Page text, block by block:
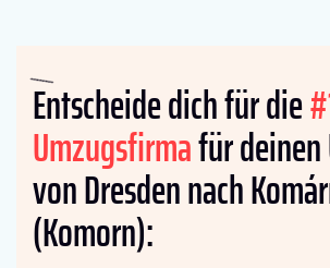
Entscheide dich für die
Umzugsfirmafür
von Dresden nach
(Komorn):